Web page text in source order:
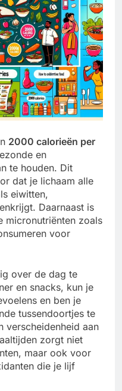
2000 calorieën per
en
te houden. Dit
dat je lichaam alle
eiwitten,
Daarnaast is
micronutriënten zoals
voor
over de dag te
en snacks, kun je
en ben je
tussendoortjes te
verscheidenheid aan
zorgt niet
maar ook voor
die je lijf